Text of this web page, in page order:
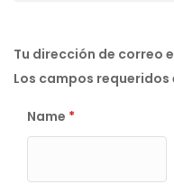
Tu dirección de correo
Los campos
Name *